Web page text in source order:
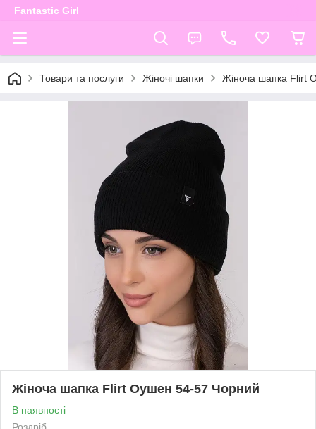
Fantastic Girl
Товари та послуги Жіночі шапки Жіноча шапка Flirt
Жіноча шапка Flirt Оушен 54-57 Чорний
В наявності
Роздріб